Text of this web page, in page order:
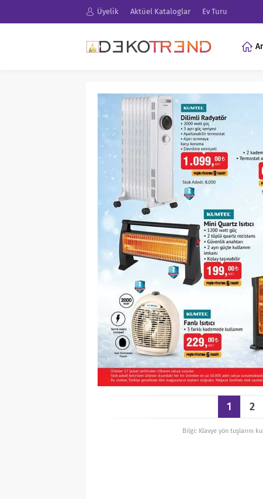
Üyelik Aktüel Kataloglar Ev Turu
1 2
Bilgi: Klavye yön tuşlarını